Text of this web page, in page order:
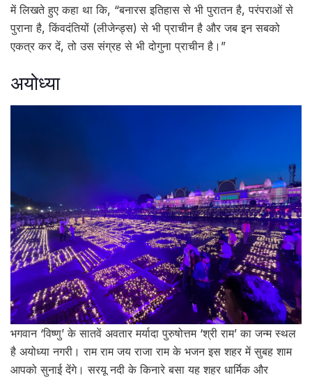
में लिखते हुए कहा था कि, “बनारस इतिहास से भी पुरातन है, परंपराओं से
पुराना है, किंवदंतियों (लीजेन्ड्स) से भी प्राचीन है और जब इन सबको
एकत्र कर दें, तो उस संग्रह से भी दोगुना प्राचीन है।”
अयोध्या
भगवान ‘विष्णु’ के सातवें अवतार मर्यादा पुरुषोत्तम ‘श्री राम’ का जन्म स्थल
है अयोध्या नगरी। राम राम जय राजा राम के भजन इस शहर में सुबह शाम
आपको सुनाई देंगे। सरयू नदी के किनारे बसा यह शहर धार्मिक और